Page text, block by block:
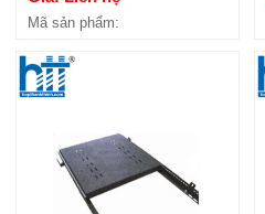
Mã sản phẩm: